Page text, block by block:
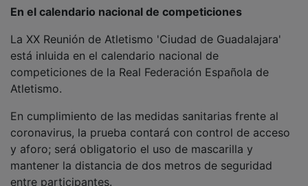
está inluida en el calendario nacional de
competiciones de la Real Federación Española de
Atletismo.
coronavirus, la prueba contará con control de acceso
y aforo; será obligatorio el uso de mascarilla y
mantener la distancia de dos metros de seguridad
entre participantes.